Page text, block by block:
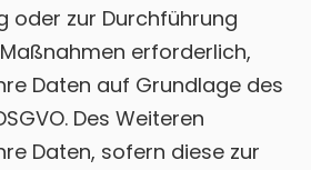
oder zur Durchführung
erforderlich,
Daten auf Grundlage des
Des Weiteren
Daten, sofern diese zur